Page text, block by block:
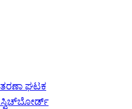
ಘಟಕ
ಸ್ವಿಚ್‌ಬೋರ್ಡ್